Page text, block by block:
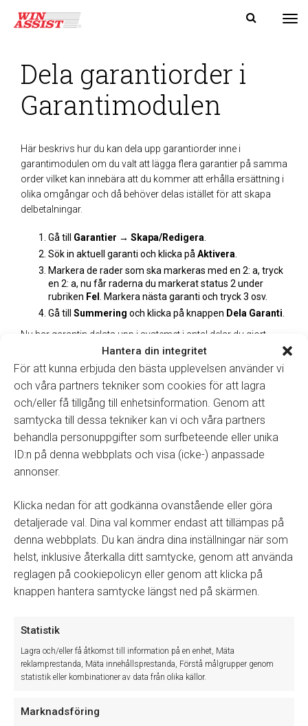
Hantera din integritet
För att kunna erbjuda den bästa upplevelsen använder vi
och våra partners tekniker som cookies för att lagra
och/eller få tillgång till enhetsinformation. Genom att
samtycka till dessa tekniker kan vi och våra partners
behandla personuppgifter som surfbeteende eller unika
ID:n på denna webbplats och visa (icke-) anpassade
annonser.
Klicka nedan för att godkänna ovanstående eller göra
detaljerade val. Dina val kommer endast att tillämpas på
denna webbplats. Du kan ändra dina inställningar när som
helst, inklusive återkalla ditt samtycke, genom att använda
reglagen på cookiepolicyn eller genom att klicka på
knappen hantera samtycke längst ned på skärmen.
Statistik
Lagra och/eller få åtkomst till information på en enhet, Mäta
reklamprestanda, Mäta innehållsprestanda, Förstå målgrupper genom
statistik eller kombinationer av data från olika källor.
Marknadsföring
Dela garantiorder i
Garantimodulen
Här beskrivs hur du kan dela upp garantiorder inne i
garantimodulen om du valt att lägga flera garantier på samma
order vilket kan innebära att du kommer att erhålla ersättning i
olika omgångar och då behöver delas istället för att skapa
delbetalningar.
Gå till Garantier → Skapa/Redigera
Sök in aktuell garanti och klicka på Aktivera
Markera de rader som ska markeras med en 2: a, tryck
en 2: a, nu får raderna du markerat status 2 under
rubriken Fel
. Markera nästa garanti och tryck 3 osv.
Gå till Summering och klicka på knappen Dela Garanti
Nu har garantin delats upp i systemet i antal delar du gjort
genom att märkas med samma garanti nummer och kolon
antal :1 :2 osv. Nu blir de lättare för dig att utföra betalningen i
garantireskontran.
Tillbaka till manualer
Winassist System AB
Winassist system AB utvecklar och levererar IT-baserade system
kunder till mer lönsam och effektivare verksamhet.
Cookie Policy (EU)
Sekretessinformation